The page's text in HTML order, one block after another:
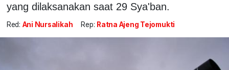
yang dilaksanakan saat 29 Sya'ban.
Red: Ani Nursalikah Rep: Ratna Ajeng Tejomukti